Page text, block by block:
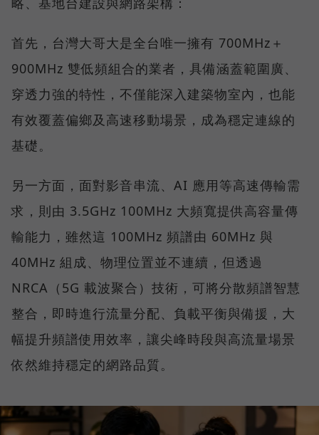
首先，台灣大哥大是全台唯一擁有 700MHz＋
900MHz 雙低頻組合的業者，具備涵蓋範圍廣、
穿透力強的特性，不僅能深入建築物室內，也能
有效覆蓋偏鄉及高速移動場景，成為穩定連線的
基礎。
另一方面，面對影音串流、AI 應用等高速傳輸需
求，則由 3.5GHz 100MHz 大頻寬提供高容量傳
輸能力，雖然這 100MHz 頻譜由 60MHz 與
40MHz 組成、物理位置並不連續，但透過
NRCA（5G 載波聚合）技術，可將分散頻譜智慧
整合，即時進行流量分配、負載平衡與備援，大
幅提升頻譜使用效率，讓尖峰時段與高流量場景
依然維持穩定的網路品質。